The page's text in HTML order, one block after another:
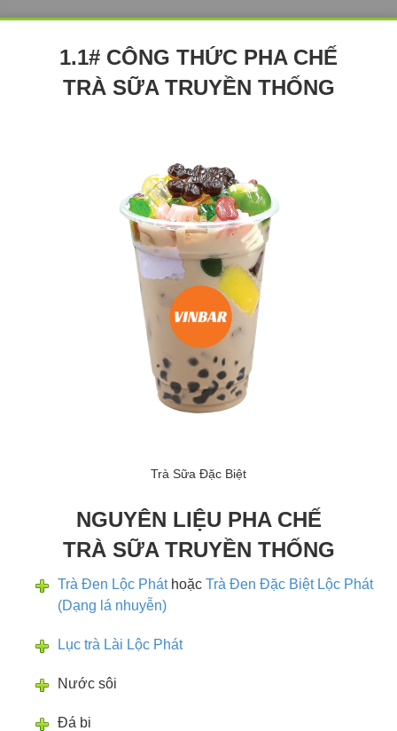
1.1# CÔNG THỨC PHA CHẾ
TRÀ SỮA TRUYỀN THỐNG
Trà Sữa Đặc Biệt
NGUYÊN LIỆU PHA CHẾ
TRÀ SỮA TRUYỀN THỐNG
Trà Đen Lộc Pháthoặc Trà Đen Đặc Biệt Lộc Phát
(Dạng lá nhuyễn)
Lục trà Lài Lộc Phát
Nước sôi
Đá bi